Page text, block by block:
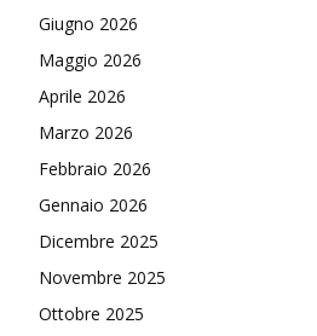
Giugno 2026
Maggio 2026
Aprile 2026
Marzo 2026
Febbraio 2026
Gennaio 2026
Dicembre 2025
Novembre 2025
Ottobre 2025